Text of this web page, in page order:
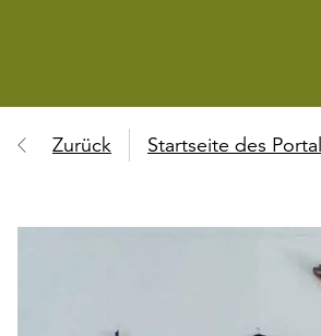
Zurück Startseite des